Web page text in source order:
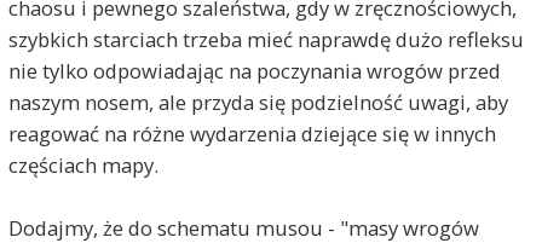
chaosu i pewnego szaleństwa, gdy w zręcznościowych,
szybkich starciach trzeba mieć naprawdę dużo refleksu
nie tylko odpowiadając na poczynania wrogów przed
naszym nosem, ale przyda się podzielność uwagi, aby
reagować na różne wydarzenia dziejące się w innych
częściach mapy.
Dodajmy, że do schematu musou - "masy wrogów